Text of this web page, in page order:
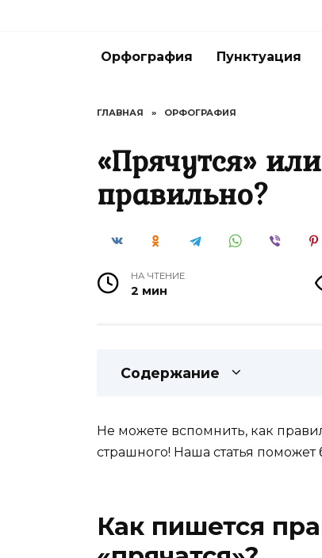
Орфография Пунктуация
ГЛАВНАЯ » ОРФОГРАФИЯ
«Прячутся»
правильно?
НА ЧТЕНИЕ
2 мин
Содержание
Не можете вспомнить, как
страшного! Наша статья
Как пишется